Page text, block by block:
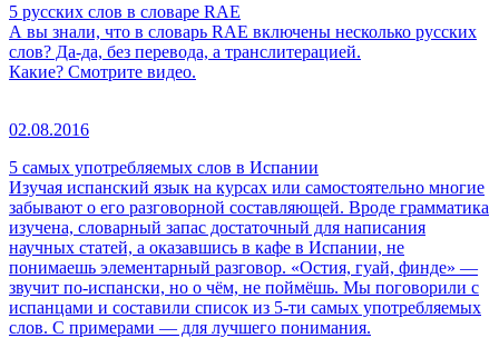
5 русских слов в словаре RAE
А вы знали, что в словарь RAE включены несколько русских
слов? Да-да, без перевода, а транслитерацией.
Какие? Смотрите видео.
02.08.2016
5 самых употребляемых слов в Испании
Изучая испанский язык на курсах или самостоятельно многие
забывают о его разговорной составляющей. Вроде грамматика
изучена, словарный запас достаточный для написания
научных статей, а оказавшись в кафе в Испании, не
понимаешь элементарный разговор. «Остия, гуай, финде» —
звучит по-испански, но о чём, не поймёшь. Мы поговорили с
испанцами и составили список из 5-ти самых употребляемых
слов. С примерами — для лучшего понимания.